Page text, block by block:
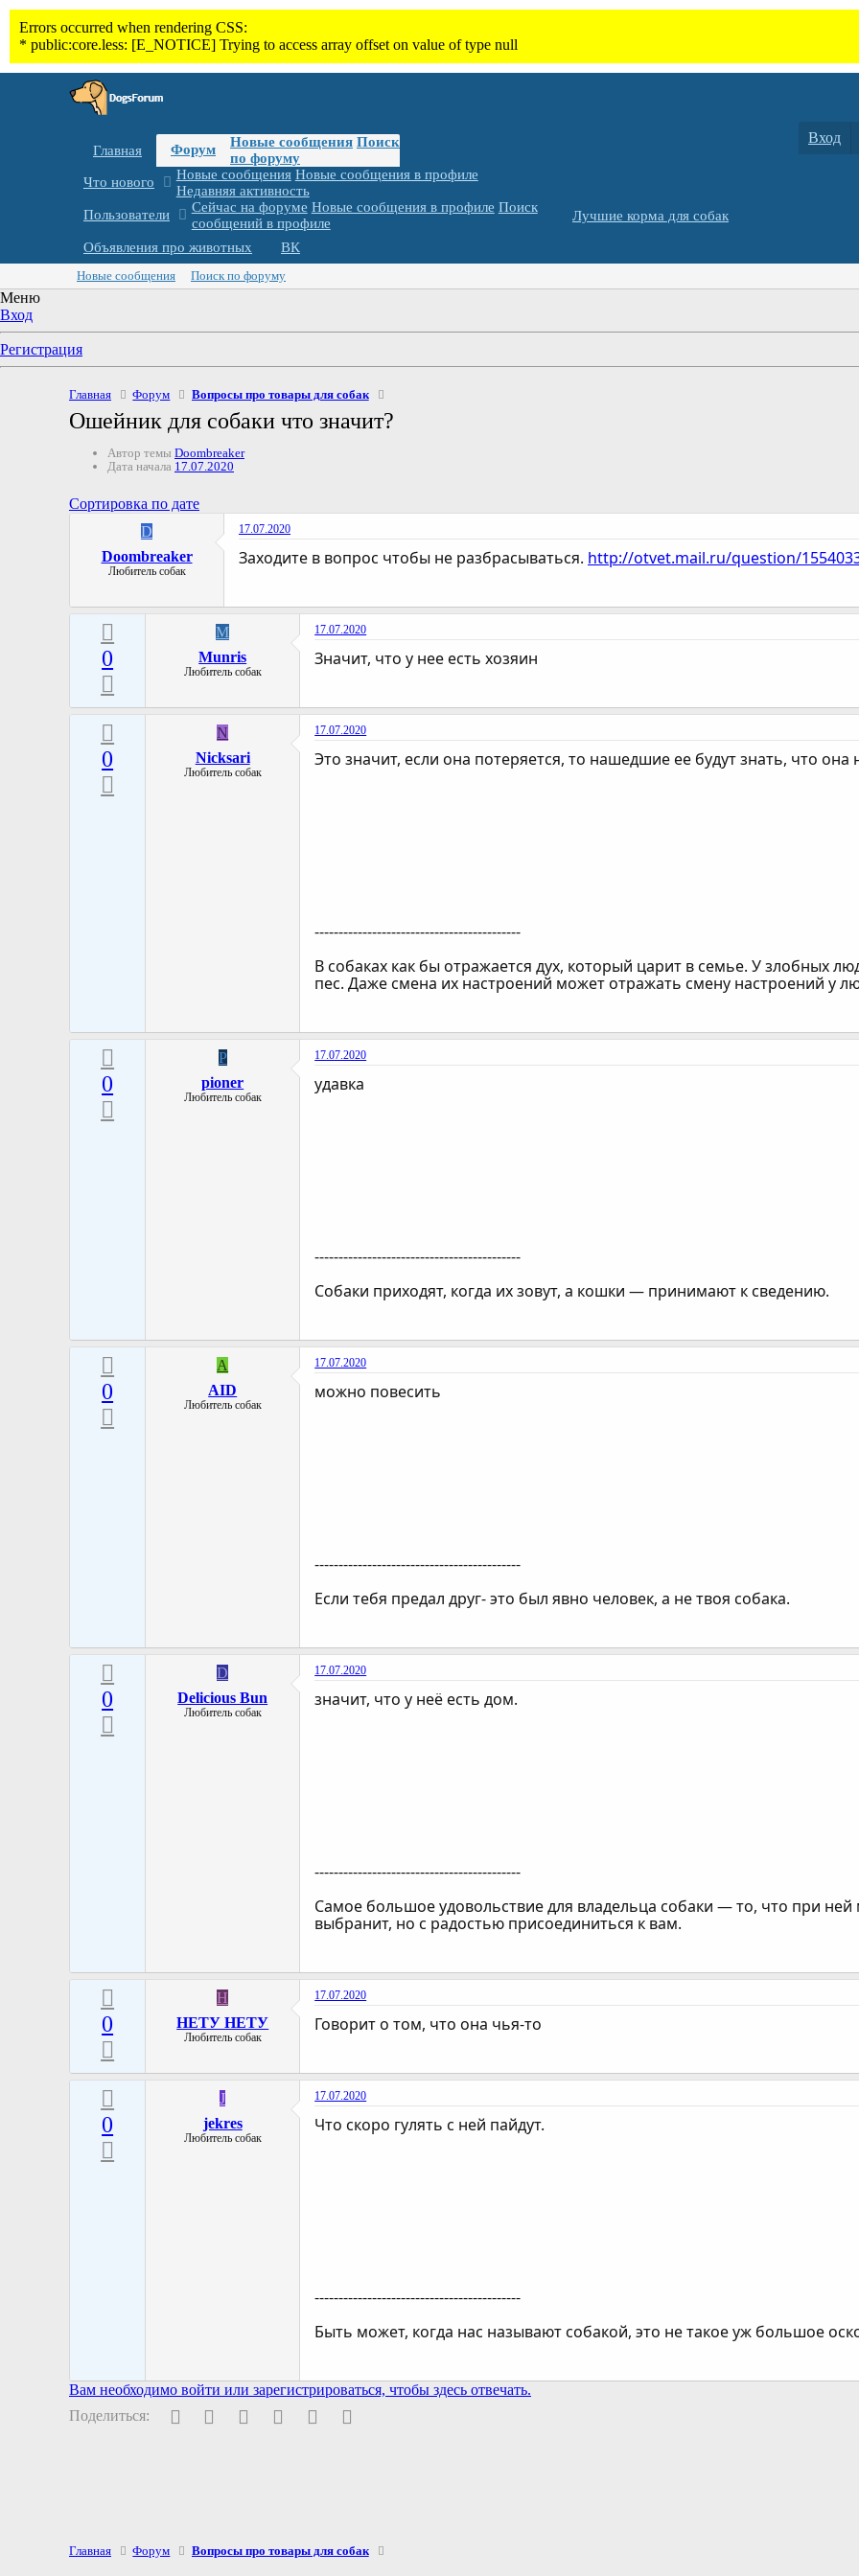
Главная Форум Новые сообщения Поиск
по форуму
Что нового
Новые сообщения Новые сообщения в профиле
Недавняя активность
Пользователи
Сейчас на форуме Новые сообщения в профиле Поиск
сообщений в профиле
Лучшие корма для собак
Объявления про животных ВК
Вход
Новые сообщения Поиск по форуму
Меню
Вход
Регистрация
Главная Форум Вопросы про товары для собак
Ошейник для собаки что значит?
Автор темы Doombreaker
Дата начала 17.07.2020
Сортировка по дате
D
Doombreaker
Любитель собак
17.07.2020
Заходите в вопрос чтобы не разбрасываться. http://otvet.mail.ru/question/
0
M
Munris
Любитель собак
17.07.2020
Значит, что у нее есть хозяин
0
N
Nicksari
Любитель собак
17.07.2020
Это значит, если она потеряется, то нашедшие ее будут знать, что она
-------------------------------------------
В собаках как бы отражается дух, который царит в семье. У злобных
пес. Даже смена их настроений может отражать смену настроений у
0
P
pioner
Любитель собак
17.07.2020
удавка
-------------------------------------------
Собаки приходят, когда их зовут, а кошки — принимают к сведению.
0
A
AID
Любитель собак
17.07.2020
можно повесить
-------------------------------------------
Если тебя предал друг- это был явно человек, а не твоя собака.
0
D
Delicious Bun
Любитель собак
17.07.2020
значит, что у неё есть дом.
-------------------------------------------
Самое большое удовольствие для владельца собаки — то, что при
выбранит, но с радостью присоединиться к вам.
0
Н
НЕТУ НЕТУ
Любитель собак
17.07.2020
Говорит о том, что она чья-то
0
J
jekres
Любитель собак
17.07.2020
Что скоро гулять с ней пайдут.
-------------------------------------------
Быть может, когда нас называют собакой, это не такое уж большое
Вам необходимо войти или зарегистрироваться, чтобы здесь отвечать.
Поделиться:
Facebook
Twitter PinterestWhatsAppЭлектронная почта
Главная Форум Вопросы про товары для собак